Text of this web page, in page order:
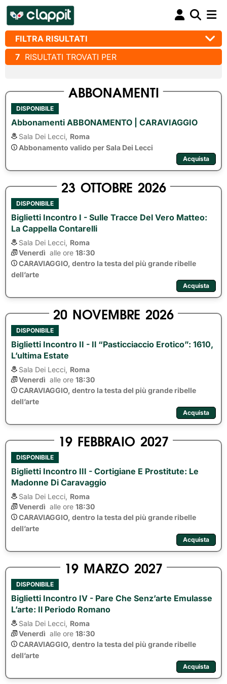
FILTRA RISULTATI
7 RISULTATI TROVATI PER
ABBONAMENTI
DISPONIBILE
Abbonamenti ABBONAMENTO | CARAVIAGGIO
Sala Dei Lecci, Roma
Abbonamento valido per Sala Dei Lecci
Acquista
23 OTTOBRE 2026
DISPONIBILE
Biglietti Incontro I - Sulle Tracce Del Vero Matteo:
La Cappella Contarelli
Sala Dei Lecci, Roma
Venerdì alle ore 18:30
CARAVIAGGIO, dentro la testa del più grande ribelle
dell’arte
Acquista
20 NOVEMBRE 2026
DISPONIBILE
Biglietti Incontro II - Il “pasticciaccio Erotico”: 1610,
L’ultima Estate
Sala Dei Lecci, Roma
Venerdì alle ore 18:30
CARAVIAGGIO, dentro la testa del più grande ribelle
dell’arte
Acquista
19 FEBBRAIO 2027
DISPONIBILE
Biglietti Incontro III - Cortigiane E Prostitute: Le
Madonne Di Caravaggio
Sala Dei Lecci, Roma
Venerdì alle ore 18:30
CARAVIAGGIO, dentro la testa del più grande ribelle
dell’arte
Acquista
19 MARZO 2027
DISPONIBILE
Biglietti Incontro IV - Pare Che Senz’arte Emulasse
L’arte: Il Periodo Romano
Sala Dei Lecci, Roma
Venerdì alle ore 18:30
CARAVIAGGIO, dentro la testa del più grande ribelle
dell’arte
Acquista